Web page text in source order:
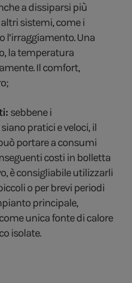
a dissiparsi più
sistemi, come i
Una
la temperatura
Il comfort,
sebbene i
pratici e veloci, il
portare a consumi
costi in bolletta
è consigliabile utilizzarli
o per brevi periodi
principale,
unica fonte di calore
isolate.